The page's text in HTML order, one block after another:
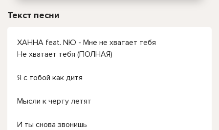
Текст песни
ХАННА feat. NЮ - Мне не хватает тебя
Не хватает тебя (ПОЛНАЯ)
Я с тобой как дитя
Мысли к черту летят
И ты снова звонишь